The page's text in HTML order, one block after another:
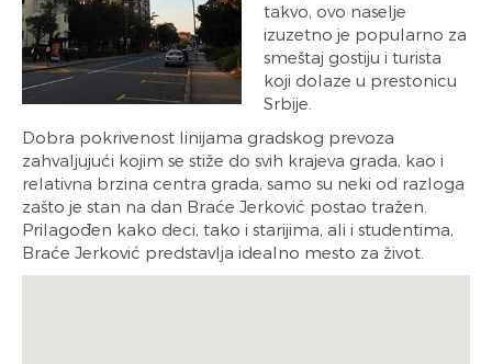
takvo, ovo naselje
izuzetno je popularno za
smeštaj gostiju i turista
koji dolaze u prestonicu
Srbije.
Dobra pokrivenost linijama gradskog prevoza
zahvaljujući kojim se stiže do svih krajeva grada, kao i
relativna brzina centra grada, samo su neki od razloga
zašto je stan na dan Braće Jerković postao tražen.
Prilagođen kako deci, tako i starijima, ali i studentima,
Braće Jerković predstavlja idealno mesto za život.